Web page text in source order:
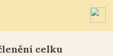
celku